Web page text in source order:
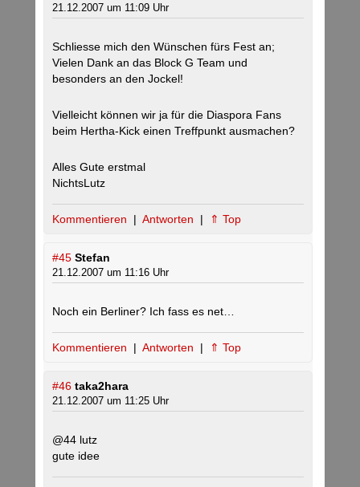
21.12.2007 um 11:09 Uhr
Schliesse mich den Wünschen fürs Fest an;
Vielen Dank an das Block G Team und
besonders an den Jockel!
Vielleicht können wir ja für die Diaspora Fans
beim Hertha-Kick einen Treffpunkt ausmachen?
Alles Gute erstmal
NichtsLutz
Kommentieren | Antworten | ⇑ Top
#45 Stefan
21.12.2007 um 11:16 Uhr
Noch ein Berliner? Ich fass es net…
Kommentieren | Antworten | ⇑ Top
#46 taka2hara
21.12.2007 um 11:25 Uhr
@44 lutz
gute idee